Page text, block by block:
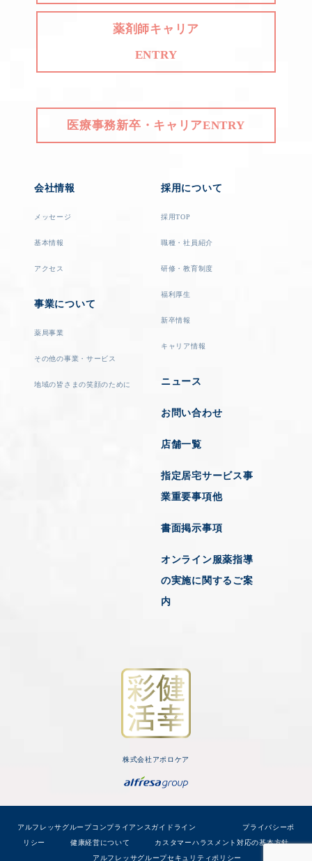
薬剤師キャリア
ENTRY
医療事務新卒・キャリアENTRY
会社情報
メッセージ
基本情報
アクセス
事業について
薬局事業
その他の事業・サービス
地域の皆さまの笑顔のために
採用について
採用TOP
職種・社員紹介
研修・教育制度
福利厚生
新卒情報
キャリア情報
ニュース
お問い合わせ
店舗一覧
指定居宅サービス事
業重要事項他
書面掲示事項
オンライン服薬指導
の実施に関するご案
内
株式会社アポロケア
アルフレッサグループコンプライアンスガイドライン
プライバシーポ
リシー
健康経営について
カスタマーハラスメント対応の基本方針
アルフレッサグループセキュリティポリシー